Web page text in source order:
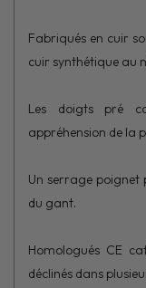
Fabriqués en cuir
cuir synthétique au
Les doigts pré
appréhension de la
Un serrage
du gant.
Homologués CE
déclinés dans